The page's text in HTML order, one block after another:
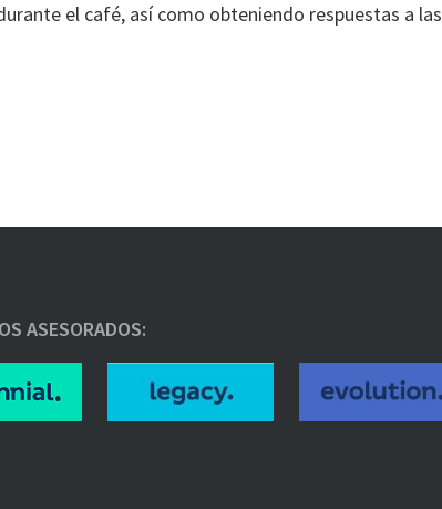
el café, así como obteniendo respuestas a las
ASESORADOS: